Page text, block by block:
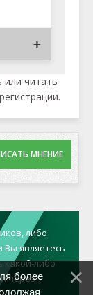
или читать
МНЕНИЕ
либо
Вы являетесь
какой-либо
через
более